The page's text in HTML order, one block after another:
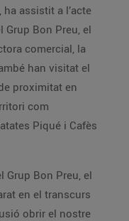
assistit a l’acte
Bon Preu, el
comercial, la
han visitat el
proximitat en
com
Piqué i Cafès
Grup Bon Preu, el
en el transcurs
obrir el nostre